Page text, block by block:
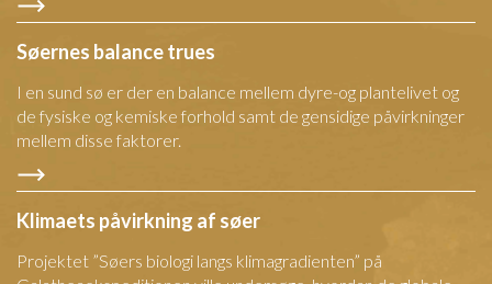
Søernes balance trues
I en sund sø er der en balance mellem dyre-og plantelivet og
de fysiske og kemiske forhold samt de gensidige påvirkninger
mellem disse faktorer.
Klimaets påvirkning af søer
Projektet ”Søers biologi langs klimagradienten” på